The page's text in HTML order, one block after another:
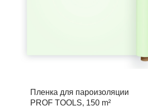
Пленка для пароизоляции
PROF TOOLS, 150 m²